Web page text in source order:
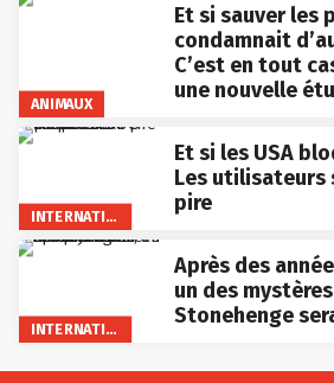
ANIMAUX
Et si sauver les
condamnait
C’est en tout
une nouvelle
INTERNATIONAL
Et si les USA
Les utilisateurs
pire
INTERNATIONAL
Après des
un des
Stonehenge